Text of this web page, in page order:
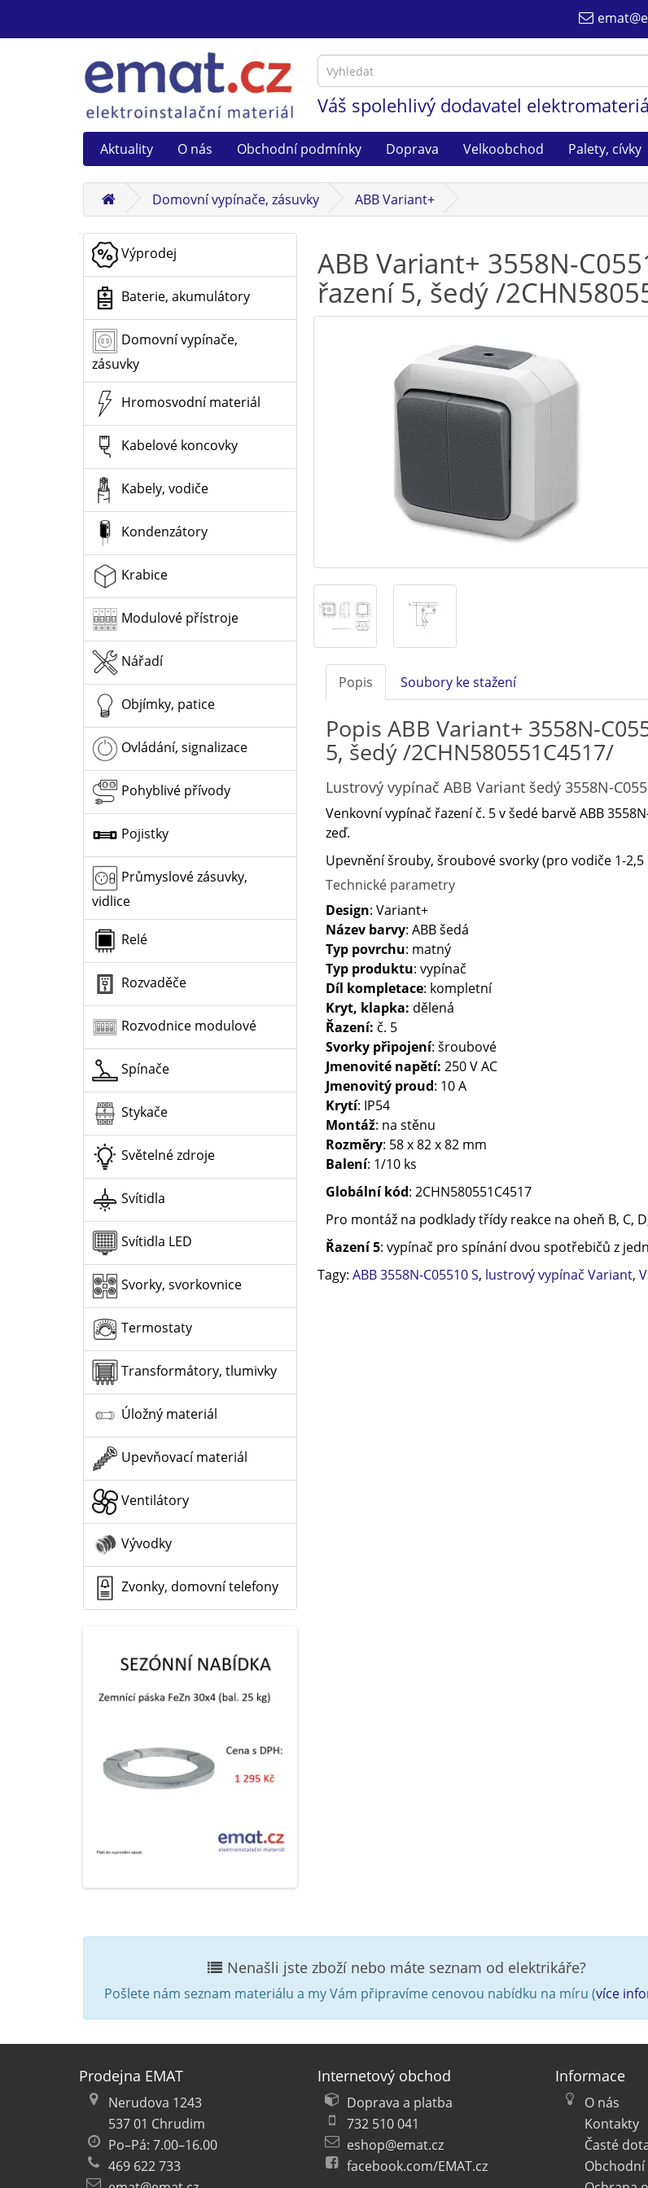
Váš spolehlivý dodavatel
Aktuality O nás Obchodní podmínky Doprava Velkoobchod Palety, cívky
Domovní vypínače, zásuvky ABB Variant+
Výprodej
Baterie, akumulátory
Domovní vypínače,
zásuvky
Hromosvodní materiál
Kabelové koncovky
Kabely, vodiče
Kondenzátory
Krabice
Modulové přístroje
Nářadí
Objímky, patice
Ovládání, signalizace
Pohyblivé přívody
Pojistky
Průmyslové zásuvky,
vidlice
Relé
Rozvaděče
Rozvodnice modulové
Spínače
Stykače
Světelné zdroje
Svítidla
Svítidla LED
Svorky, svorkovnice
Termostaty
Transformátory, tlumivky
Úložný materiál
Upevňovací materiál
Ventilátory
Vývodky
Zvonky, domovní telefony
ABB Variant+ 3558N-
řazení 5, šedý /
Popis Soubory ke stažení
Popis ABB Variant+ 3558N-
5, šedý /2CHN580551C4517/
Lustrový vypínač ABB Variant šedý 3558N-
Venkovní vypínač řazení č. 5 v šedé barvě ABB
zeď.
Upevnění šrouby, šroubové svorky (pro vodiče 1-2,5
Technické parametry
Design: Variant+
Název barvy: ABB šedá
Typ povrchu: matný
Typ produktu: vypínač
Díl kompletace: kompletní
Kryt, klapka: dělená
Řazení: č. 5
Svorky připojení: šroubové
Jmenovité napětí: 250 V AC
Jmenovitý proud: 10 A
Krytí: IP54
Montáž: na stěnu
Rozměry: 58 x 82 x 82 mm
Balení: 1/10 ks
Globální kód: 2CHN580551C4517
Pro montáž na podklady třídy reakce na oheň B, C,
Řazení 5: vypínač pro spínání dvou spotřebičů z
Tagy: ABB 3558N-C05510 S, lustrový vypínač Variant,
Nenašli jste zboží nebo máte seznam od elektrikáře?
Pošlete nám seznam materiálu a my Vám připravíme cenovou nabídku na míru (více
Prodejna EMAT
Nerudova 1243
537 01 Chrudim
Po–Pá: 7.00–16.00
469 622 733
Internetový obchod
Doprava a platba
732 510 041
eshop@emat.cz
facebook.com/EMAT.cz
Informace
O nás
Kontakty
Časté